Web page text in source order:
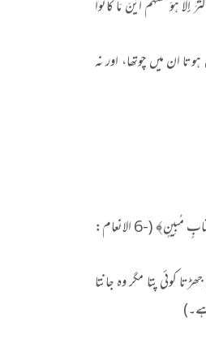
إِلَّا هُوَ مَعَهُمْ أَيْنَ مَا كَانُوا
ان میں چوتھا، اور نہ
﴿وَعِنْدَهُ مَفَاتِحُ الْغَيْبِ لَا يَعْلَمُهَا إِلَّا هُوَ وَيَعْلَمُ مَا فِي الْبَرِّ وَالْبَحْرِ وَمَا تَسْقُطُ مِنْ وَرَقَةٍ إِلَّا يَعْلَمُهَا وَلَا حَبَّةٍ فِي ظُلُمَاتِ الْأَرْضِ وَلَا رَطْبٍ وَلَا يَابِسٍ إِلَّا فِي كِتَابٍ مُبِينٍ﴾ (-6 الانعام:
کوئی پتا مگر وہ جانتا